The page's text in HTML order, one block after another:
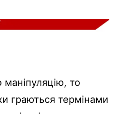
то
граються термінами